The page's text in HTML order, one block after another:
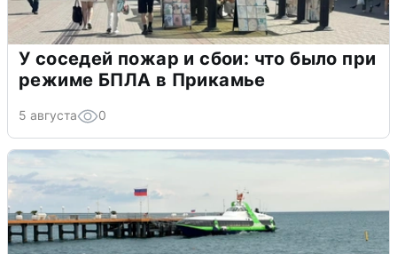
У соседей пожар и сбои: что было при
режиме БПЛА в Прикамье
5 августа 0